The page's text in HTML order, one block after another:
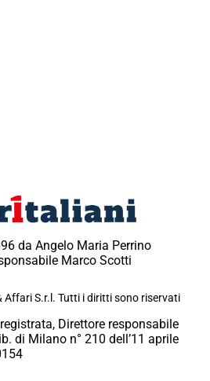
da Angelo Maria Perrino
Marco Scotti
S.r.l. Tutti i diritti sono riservati
Direttore responsabile
di Milano n° 210 dell’11 aprile